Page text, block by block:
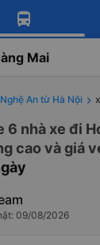
Tải app Vexere
ưu đãi thành viên
Tải app Vexere
ghế khi đặt vé
Mai
An từ Hà Nội
6 nhà xe đi
cao và giá
09/08/2026